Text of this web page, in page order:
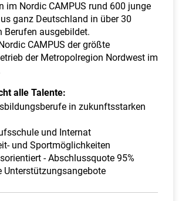
im Nordic CAMPUS rund 600 junge
ganz Deutschland in über 30
Berufen ausgebildet.
CAMPUS der größte
der Metropolregion Nordwest im
alle Talente:
in zukunftsstarken
und Internat
und Sportmöglichkeiten
- Abschlussquote 95%
Unterstützungsangebote